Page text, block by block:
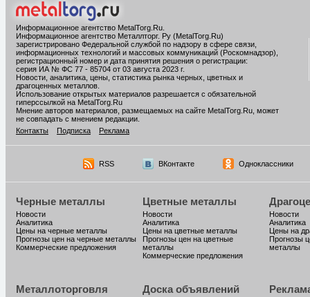
Информационное агентство MetalTorg.Ru
Информационное агентство Металлторг. Ру (MetalTorg.Ru)
зарегистрировано Федеральной службой по надзору в сфере связи,
информационных технологий и массовых коммуникаций (Роскомнадзор),
регистрационный номер и дата принятия решения о регистрации:
серия ИА № ФС 77 - 85704 от 03 августа 2023 г.
Новости, аналитика, цены, статистика рынка черных, цветных и
драгоценных металлов.
Использование открытых материалов разрешается с обязательной
гиперссылкой на MetalTorg.Ru
Мнение авторов материалов, размещаемых на сайте MetalTorg.Ru, может
не совпадать с мнением редакции.
Контакты
Подписка Реклама
RSS ВКонтакте Одноклассники
Черные металлы
Новости
Аналитика
Цены на черные металлы
Прогнозы цен на черные металлы
Коммерческие предложения
Цветные металлы
Новости
Аналитика
Цены на цветные металлы
Прогнозы цен на цветные
металлы
Коммерческие предложения
Новости
Аналитика
Цены на
Прогнозы
металлы
Металлоторговля Доска объявлений